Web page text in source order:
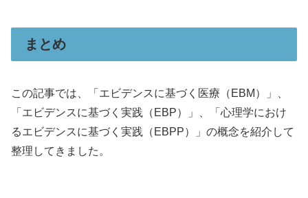
まとめ
この記事では、「エビデンスに基づく医療（EBM）」、
「エビデンスに基づく実践（EBP）」、「心理学におけ
るエビデンスに基づく実践（EBPP）」の概念を紹介して
整理してきました。